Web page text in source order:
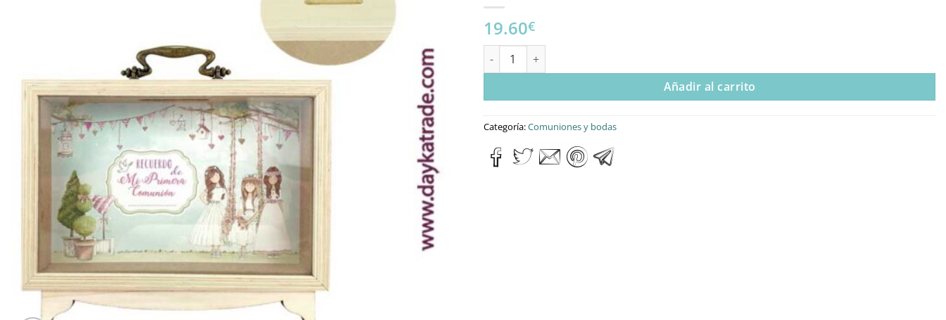
19.60€
HUCHA RECTANGULAR “MI PRIMERA COMUNIÓN NIÑA” cantidad
Añadir al carrito
Categoría:Comuniones y bodas